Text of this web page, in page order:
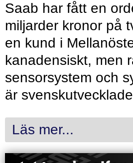
Saab har fått en
miljarder kronor på
en kund i
kanadensiskt, men
sensorsystem och
är
Läs mer...